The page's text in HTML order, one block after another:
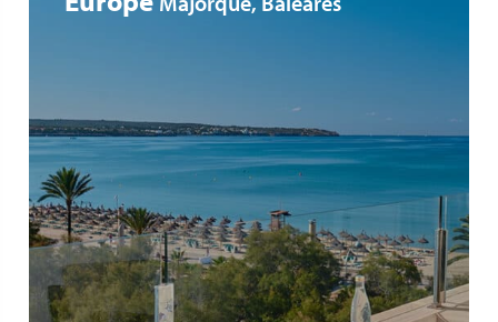
Adult Only
Bord de plage
Emplacement privilégié